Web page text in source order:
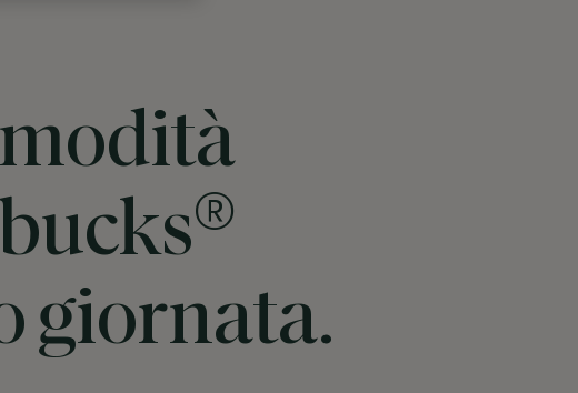
®
giornata.